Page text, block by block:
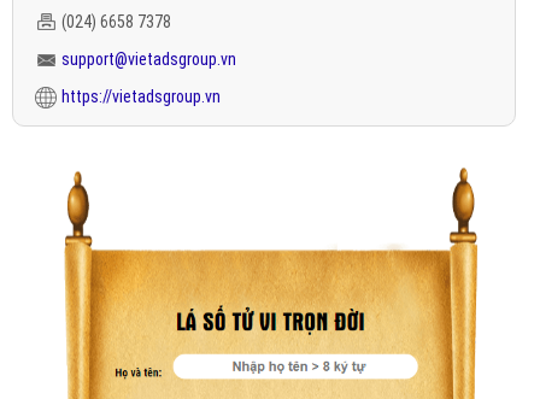
(024) 6658 7378
support@vietadsgroup.vn
https://vietadsgroup.vn